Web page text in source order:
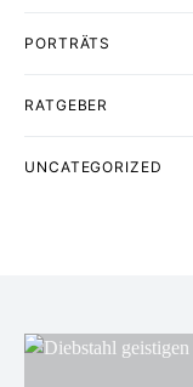
PORTRÄTS
RATGEBER
UNCATEGORIZED